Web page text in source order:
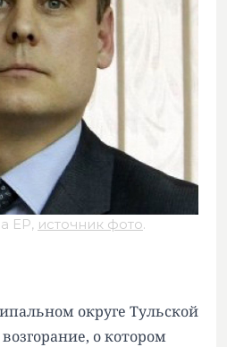
ЕР, источник фото.
округе Тульской
о котором